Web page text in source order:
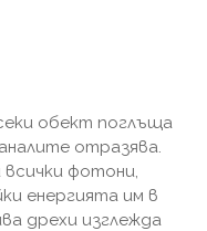
обект поглъща
отразява.
фотони,
енергията им в
дрехи изглежда